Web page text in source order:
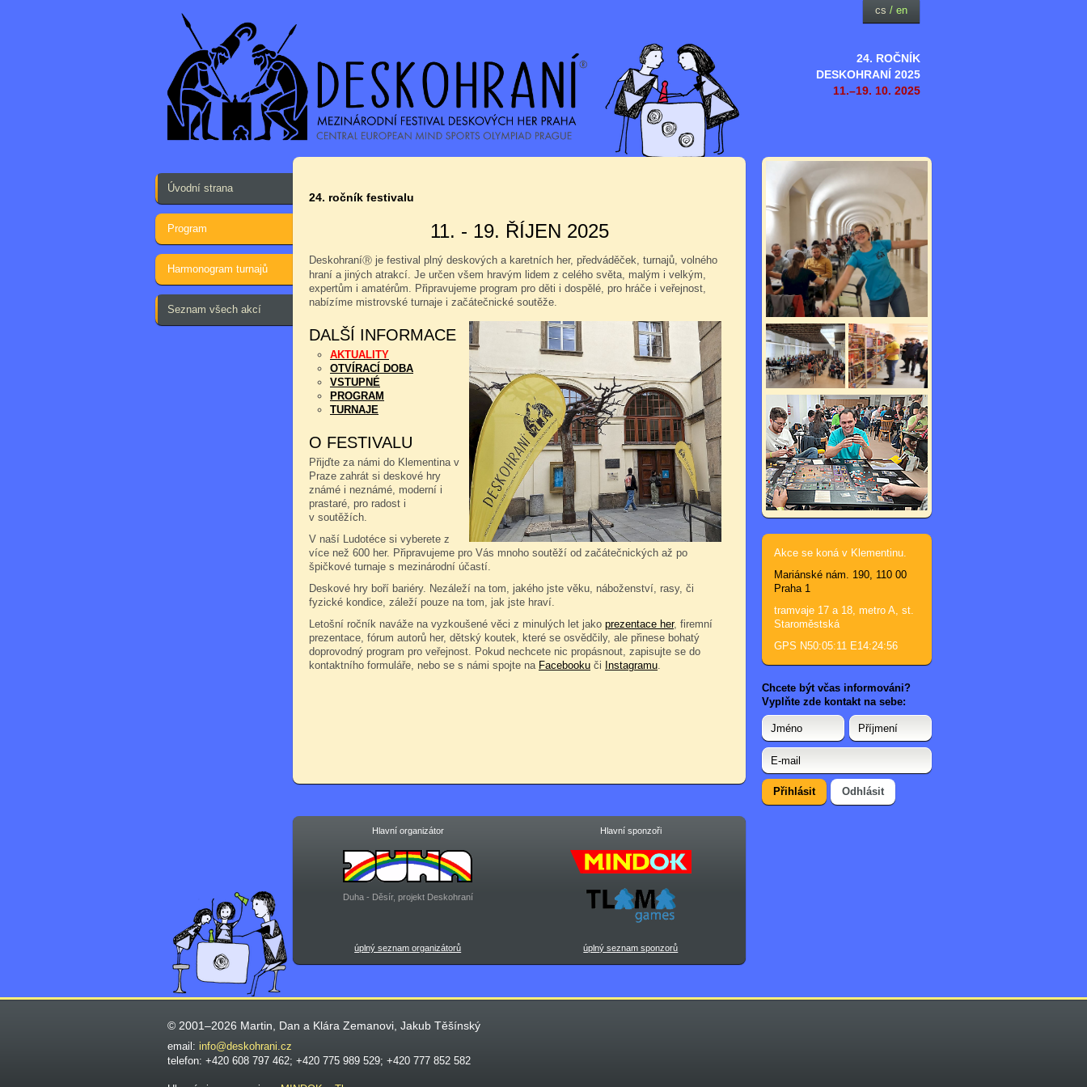
24. ROČNÍK
DESKOHRANÍ 2025
11.–19. 10. 2025
cs / en
Úvodní strana
Program
Harmonogram turnajů
Seznam všech akcí
24. ročník festivalu
11. - 19. ŘÍJEN 2025
DeskohraníⓇ je festival plný deskových a karetních her, předváděček, turnajů, volného
hraní a jiných atrakcí. Je určen všem hravým lidem z celého světa, malým i velkým,
expertům i amatérům. Připravujeme program pro děti i dospělé, pro hráče i veřejnost,
nabízíme mistrovské turnaje i začátečnické soutěže.
DALŠÍ INFORMACE
AKTUALITY
OTVÍRACÍ DOBA
VSTUPNÉ
PROGRAM
TURNAJE
O FESTIVALU
Přijďte za námi do Klementina v
Praze zahrát si deskové hry
známé i neznámé, moderní i
prastaré, pro radost i
v soutěžích.
V naší Ludotéce si vyberete z
více než 600 her. Připravujeme pro Vás mnoho soutěží od začátečnických až po
špičkové turnaje s mezinárodní účastí.
Deskové hry boří bariéry. Nezáleží na tom, jakého jste věku, náboženství, rasy, či
fyzické kondice, záleží pouze na tom, jak jste hraví.
Letošní ročník naváže na vyzkoušené věci z minulých let jako prezentace her, firemní
prezentace, fórum autorů her, dětský koutek, které se osvědčily, ale přinese bohatý
doprovodný program pro veřejnost. Pokud nechcete nic propásnout, zapisujte se do
kontaktního formuláře, nebo se s námi spojte na Facebooku či Instagramu.
Hlavní organizátor Hlavní sponzoři
Duha - Děsír, projekt Deskohraní
úplný seznam organizátorů úplný seznam sponzorů
Akce se koná v Klementinu.
Mariánské nám. 190, 110 00
Praha 1
tramvaje 17 a 18, metro A, st.
Staroměstská
GPS N50:05:11 E14:24:56
Chcete být včas informováni?
Vyplňte zde kontakt na sebe:
© 2001–2026 Martin, Dan a Klára Zemanovi, Jakub Těšínský
email: info@deskohrani.cz
telefon: +420 608 797 462; +420 775 989 529; +420 777 852 582